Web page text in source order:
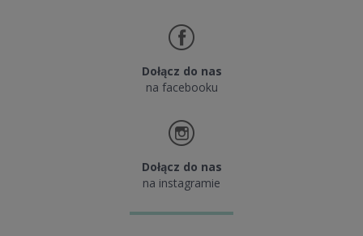
Dołącz do nas
na facebooku
Dołącz do nas
na instagramie